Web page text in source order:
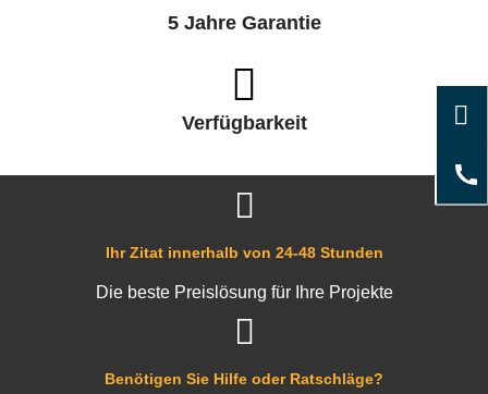
5 Jahre Garantie
Verfügbarkeit
Benötigen Sie Hilfe oder Ratschläge?
Ihr Zitat innerhalb von 24-48 Stunden
Die beste Preislösung für Ihre Projekte